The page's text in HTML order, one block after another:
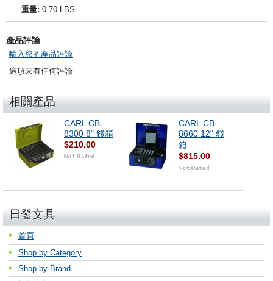
重量: 0.70 LBS
產品評論
輸入您的產品評論
這項未有任何評論
相關產品
CARL CB-
8300 8" 錢箱
$210.00
CARL CB-
8660 12" 錢
箱
$815.00
日發文具
首頁
Shop by Category
Shop by Brand